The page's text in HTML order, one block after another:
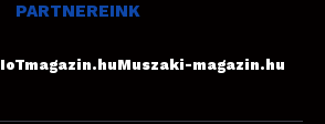
PARTNEREINK
IoTmagazin.huMuszaki-magazin.hu